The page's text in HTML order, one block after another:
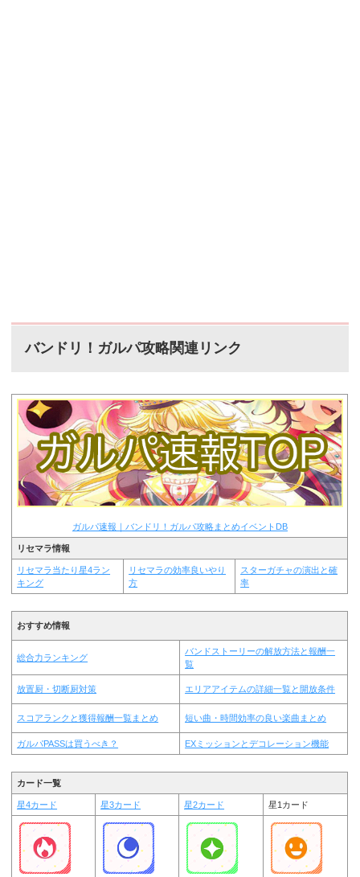
バンドリ！ガルパ攻略関連リンク
ガルパ速報｜バンドリ！ガルパ攻略まとめイベントDB
リセマラ情報
リセマラ当たり星4ラン
キング
リセマラの効率良いやり
方
スターガチャの演出と確
率
おすすめ情報
総合力ランキング
バンドストーリーの解放方法と報酬一
覧
放置厨・切断厨対策 エリアアイテムの詳細一覧と開放条件
スコアランクと獲得報酬一覧まとめ 短い曲・時間効率の良い楽曲まとめ
ガルパPASSは買うべき？ EXミッションとデコレーション機能
カード一覧
星4カード 星3カード 星2カード 星1カード